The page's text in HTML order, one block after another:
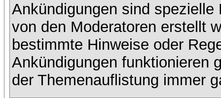
Ankündigungen sind
von den Moderatoren erstellt
bestimmte Hinweise oder
Ankündigungen funktionieren
der Themenauflistung immer